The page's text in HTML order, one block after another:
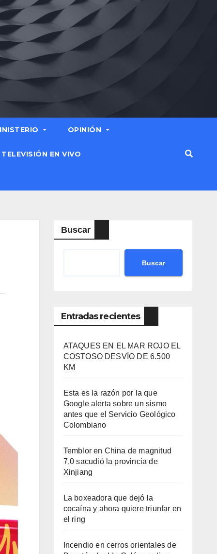
OPINIÓN
TELEVISIÓN EN VIVO
Buscar
Buscar
Entradas recientes
ATAQUES EN EL MAR ROJO EL
COSTOSO DESVÍO DE 6.500
KM
Esta es la razón por la que
Google alerta sobre un sismo
antes que el Servicio Geológico
Colombiano
Temblor en China de magnitud
7,0 sacudió la provincia de
Xinjiang
La boxeadora que dejó la
cocaína y ahora quiere triunfar en
el ring​
Incendio en cerros orientales de